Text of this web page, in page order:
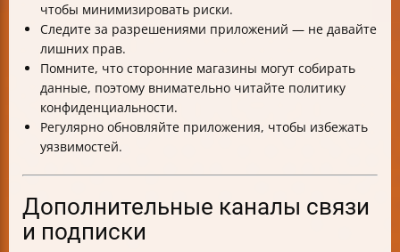
чтобы минимизировать риски.
Следите за разрешениями приложений — не давайте
лишних прав.
Помните, что сторонние магазины могут собирать
данные, поэтому внимательно читайте политику
конфиденциальности.
Регулярно обновляйте приложения, чтобы избежать
уязвимостей.
Дополнительные каналы связи
и подписки